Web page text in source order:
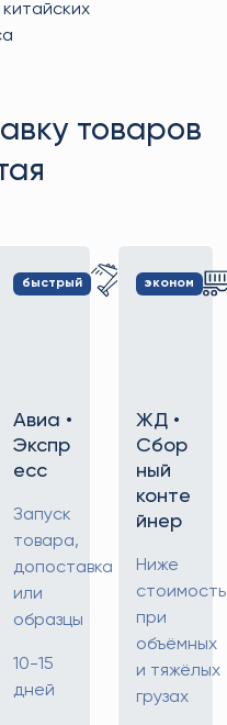
товаров
быстрый
Авиа •
Экспр
есс
Запуск
товара,
допоставка
или
образцы
10-15
дней
эконом
ЖД •
Сбор
ный
конте
йнер
Ниже
стоимость
при
объёмных
и тяжёлых
грузах